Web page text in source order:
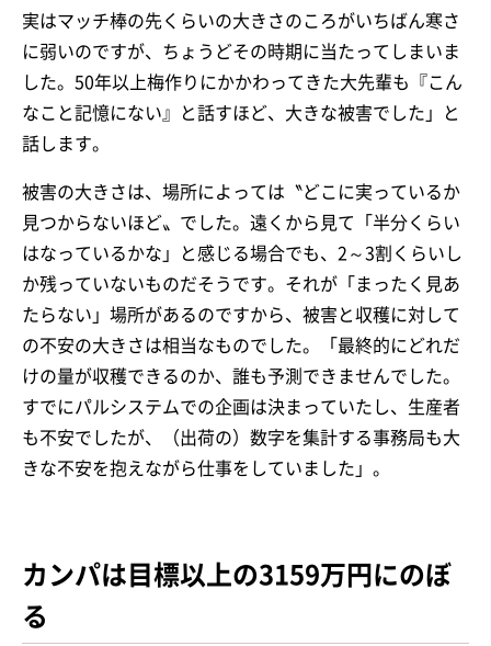
実はマッチ棒の先くらいの大きさのころがいちばん寒さ
に弱いのですが、ちょうどその時期に当たってしまいま
した。50年以上梅作りにかかわってきた大先輩も『こん
なこと記憶にない』と話すほど、大きな被害でした」と
話します。
被害の大きさは、場所によっては〝どこに実っているか
見つからないほど〟でした。遠くから見て「半分くらい
はなっているかな」と感じる場合でも、2～3割くらいし
か残っていないものだそうです。それが「まったく見あ
たらない」場所があるのですから、被害と収穫に対して
の不安の大きさは相当なものでした。「最終的にどれだ
けの量が収穫できるのか、誰も予測できませんでした。
すでにパルシステムでの企画は決まっていたし、生産者
も不安でしたが、（出荷の）数字を集計する事務局も大
きな不安を抱えながら仕事をしていました」。
カンパは目標以上の3159万円にのぼ
る